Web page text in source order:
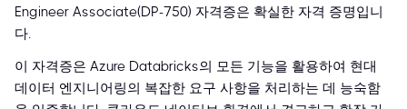
Engineer Associate(DP-750) 자격증은 확실한 자격 증명입니
다.
이 자격증은 Azure Databricks의 모든 기능을 활용하여 현대
데이터 엔지니어링의 복잡한 요구 사항을 처리하는 데 능숙함